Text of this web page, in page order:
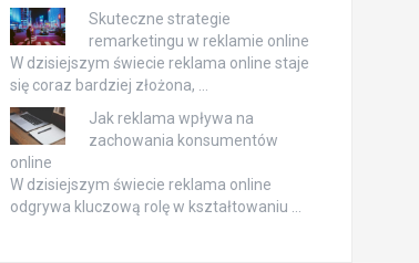
Skuteczne strategie
remarketingu w reklamie online
W dzisiejszym świecie reklama online staje
się coraz bardziej złożona, …
Jak reklama wpływa na
zachowania konsumentów
online
W dzisiejszym świecie reklama online
odgrywa kluczową rolę w kształtowaniu …